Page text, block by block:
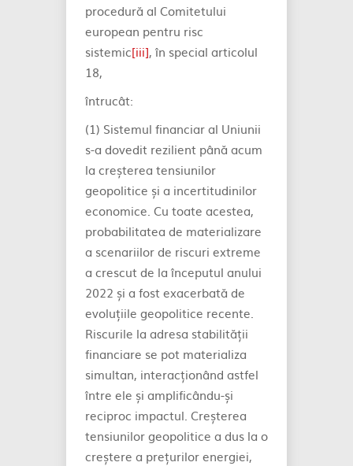
procedură al Comitetului
european pentru risc
sistemic[iii], în special articolul
18,
întrucât:
(1) Sistemul financiar al Uniunii
s-a dovedit rezilient până acum
la creșterea tensiunilor
geopolitice și a incertitudinilor
economice. Cu toate acestea,
probabilitatea de materializare
a scenariilor de riscuri extreme
a crescut de la începutul anului
2022 și a fost exacerbată de
evoluțiile geopolitice recente.
Riscurile la adresa stabilității
financiare se pot materializa
simultan, interacționând astfel
între ele și amplificându-și
reciproc impactul. Creșterea
tensiunilor geopolitice a dus la o
creștere a prețurilor energiei,